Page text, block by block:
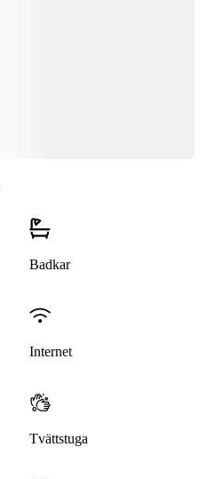
Badkar
Internet
Tvättstuga